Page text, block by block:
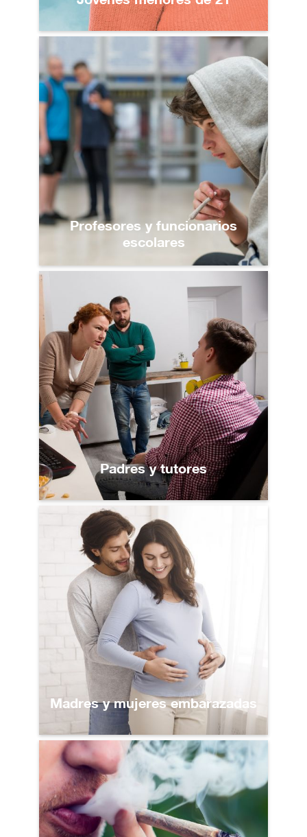
Profesores y funcionarios
escolares
Padres y tutores
Madres y mujeres embarazadas